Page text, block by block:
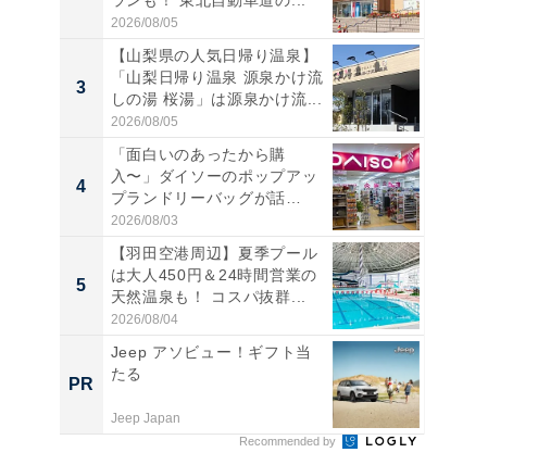
2026/08/05
3
【山梨県の人気日帰り温泉】
「山梨日帰り温泉 源泉かけ流
しの湯 桜湯」は源泉かけ流...
2026/08/05
4
「面白いのあったから購
入〜」ダイソーのポップアッ
プランドリーバッグが話
題。“さま...
2026/08/03
5
【羽田空港周辺】夏季プール
は大人450円＆24時間営業の
天然温泉も！ コスパ抜群...
2026/08/04
PR
Jeep アソビュー！ギフト当
たる
Jeep Japan
Recommended by